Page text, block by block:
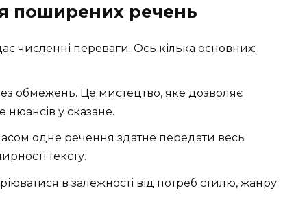
поширених речень
численні переваги. Ось кілька основних:
обмежень. Це мистецтво, яке дозволяє
нюансів у сказане.
одне речення здатне передати весь
тексту.
в залежності від потреб стилю, жанру